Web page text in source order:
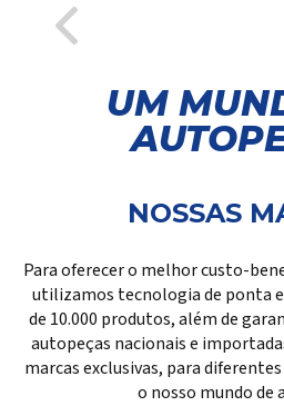
UM
NOSSAS
Para oferecer o melhor custo-
utilizamos tecnologia de ponta
de 10.000 produtos, além de
autopeças nacionais e
marcas exclusivas, para
o nosso mundo de